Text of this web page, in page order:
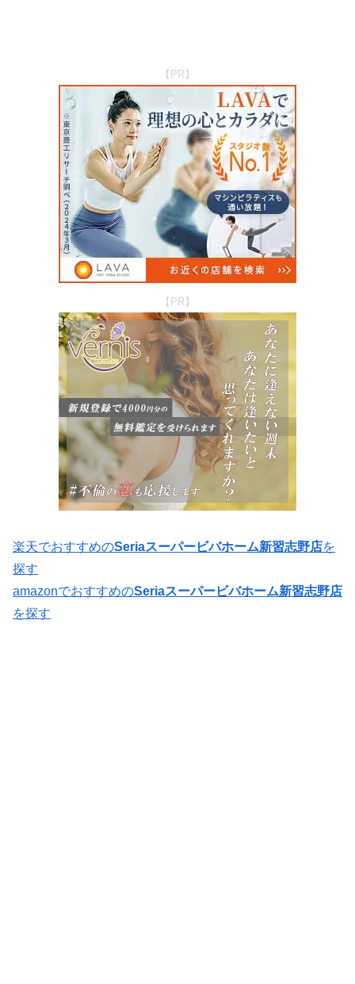
【PR】
【PR】
楽天でおすすめのSeriaスーパービバホーム新習志野店を
探す
amazonでおすすめのSeriaスーパービバホーム新習志野店
を探す